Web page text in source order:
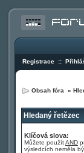
Registrace ::
Obsah fóra »
Hledaný řetězec
Klíčová slova:
Můžete použítAND
výsledcích neměla